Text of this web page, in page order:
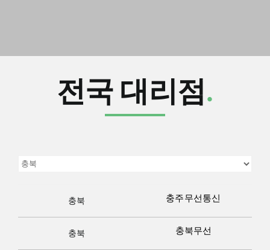
전국 대리점.
충북 충주무선통신
충북 충북무선